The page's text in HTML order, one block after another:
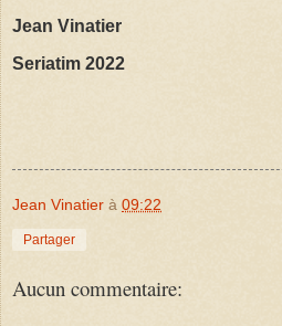
Jean Vinatier
Seriatim 2022
Jean Vinatier à 09:22
Partager
Aucun commentaire: